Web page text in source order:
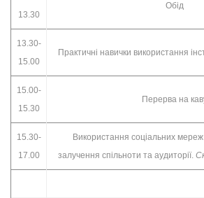
13.30
Обід
13.30-
15.00
Практичні навички використання
15.00-
15.30
Перерва на
15.30-
17.00
Використання соцiальних
залучення спільноти та аудиторії.